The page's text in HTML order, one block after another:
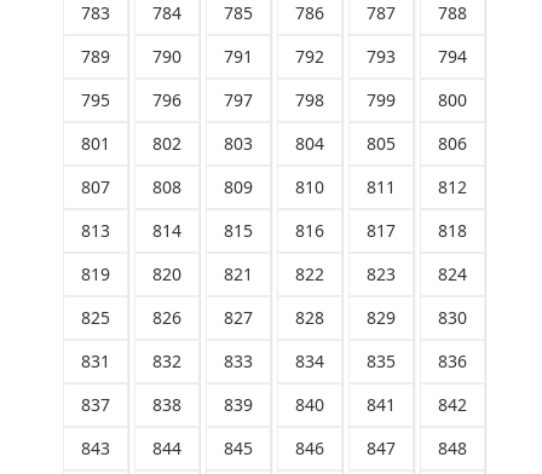
783
784 785 786 787
788
789
790 791 792 793
794
795
796 797 798 799
800
801
802 803 804 805
806
807
808 809 810 811
812
813
814 815 816 817
818
819
820 821 822 823
824
825
826 827 828 829
830
831
832 833 834 835
836
837
838 839 840 841
842
843
844 845 846 847
848